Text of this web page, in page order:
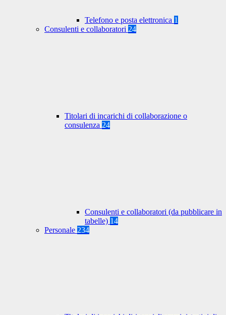
Telefono e posta elettronica 1
Consulenti e collaboratori 24
Titolari di incarichi di collaborazione o
consulenza 24
Consulenti e collaboratori (da pubblicare in
tabelle) 14
Personale 234